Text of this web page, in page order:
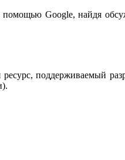
Google, найдя
поддерживаемый